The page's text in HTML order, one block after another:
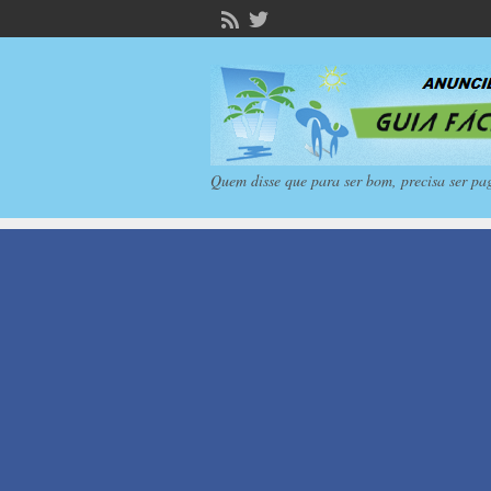
Quem disse que para ser bom, precisa ser